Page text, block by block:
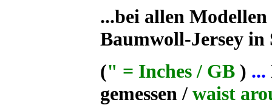
...bei allen
Baumwoll-Jersey in
(" = Inches / GB ) ...
gemessen / waist